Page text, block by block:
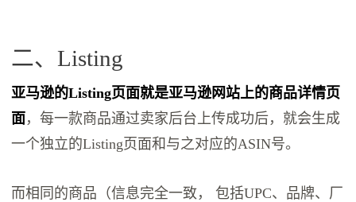
二、Listing
亚马逊的Listing页面就是亚马逊网站上的商品详情页
面，每一款商品通过卖家后台上传成功后，就会生成
一个独立的Listing页面和与之对应的ASIN号。
而相同的商品（信息完全一致， 包括UPC、品牌、厂